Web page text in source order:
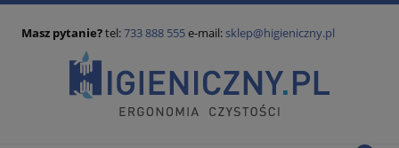
Masz pytanie?tel:733 888 555e-mail:sklep@higieniczny.pl